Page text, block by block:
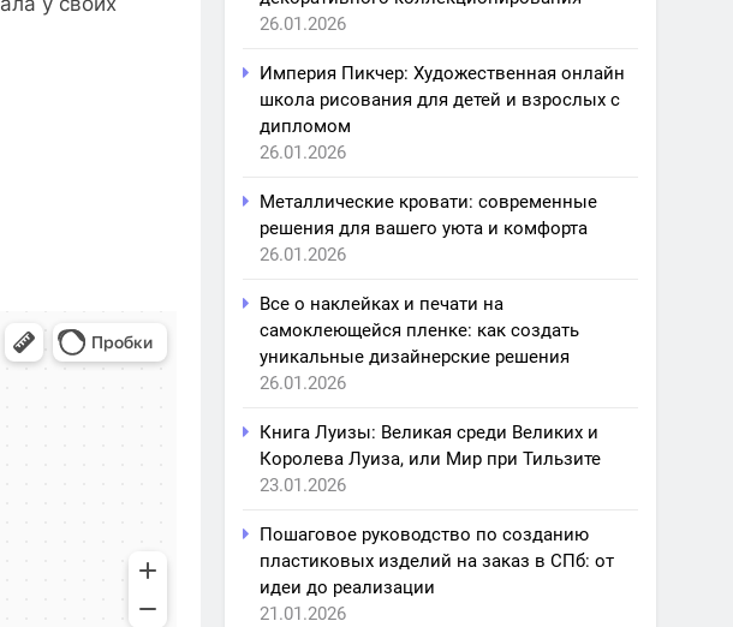
26.01.2026
Империя Пикчер: Художественная онлайн
школа рисования для детей и взрослых с
дипломом
26.01.2026
Металлические кровати: современные
решения для вашего уюта и комфорта
26.01.2026
Все о наклейках и печати на
самоклеющейся пленке: как создать
уникальные дизайнерские решения
26.01.2026
Книга Луизы: Великая среди Великих и
Королева Луиза, или Мир при Тильзите
23.01.2026
Пошаговое руководство по созданию
пластиковых изделий на заказ в СПб: от
идеи до реализации
21.01.2026